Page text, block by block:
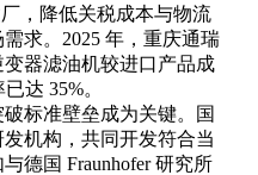
，降低关税成本与物流
求。2025 年，重庆通瑞
器滤油机较进口产品成
达 35%。
标准壁垒成为关键。国
机构，共同开发符合当
德国 Fraunhofer 研究所